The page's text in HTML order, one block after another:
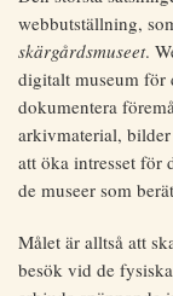
webbutställning,
skärgårdsmuseet.
digitalt museum för
dokumentera
arkivmaterial,
att öka intresset för
de museer som
Målet är alltså att
besök vid de